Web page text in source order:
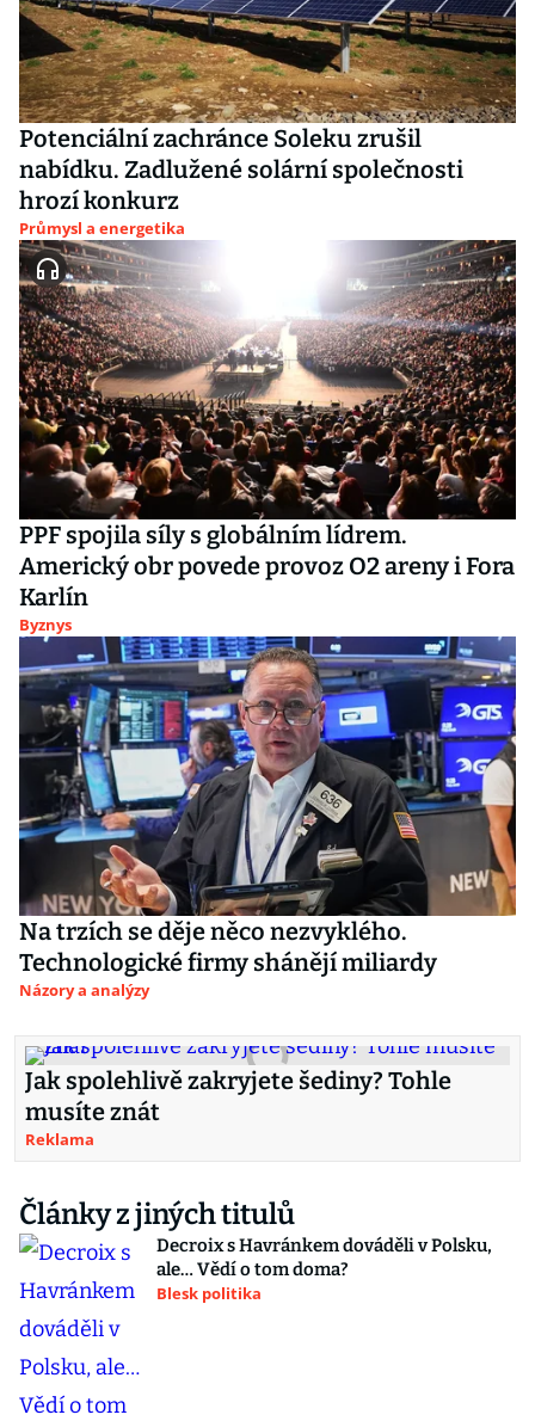
Potenciální zachránce Soleku zrušil
nabídku. Zadlužené solární společnosti
hrozí konkurz
Průmysl a energetika
PPF spojila síly s globálním lídrem.
Americký obr povede provoz O2 areny i Fora
Karlín
Byznys
Na trzích se děje něco nezvyklého.
Technologické firmy shánějí miliardy
Názory a analýzy
Jak spolehlivě zakryjete šediny? Tohle
musíte znát
Reklama
Články z jiných titulů
Decroix s Havránkem dováděli v Polsku,
ale… Vědí o tom doma?
Blesk politika